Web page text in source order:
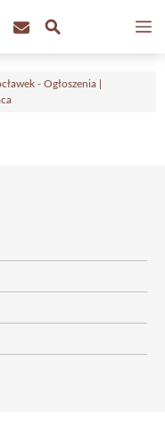
- Ogłoszenia |